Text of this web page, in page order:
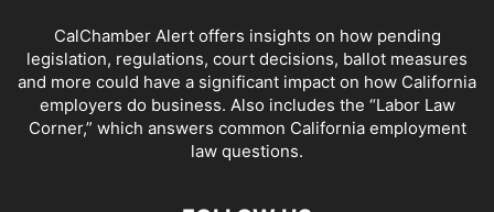
CalChamber Alert offers insights on how pending
legislation, regulations, court decisions, ballot measures
and more could have a significant impact on how California
employers do business. Also includes the “Labor Law
Corner,” which answers common California employment
law questions.